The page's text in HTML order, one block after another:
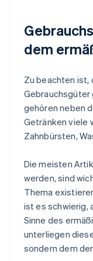
dem
Zu beachten
Gebrauchsgüter
gehören neben
Getränken viele
Zahnbürsten,
Die meisten
werden, sind
Thema
ist es schwierig,
Sinne des
unterliegen
sondern dem